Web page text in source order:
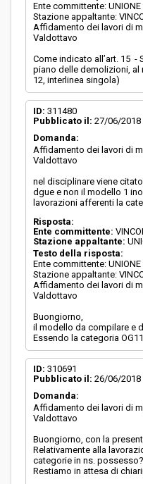
Ente committente: UNIONE
Stazione appaltante:
Affidamento dei lavori di
Valdottavo
Come indicato all’art. 15
piano delle demolizioni, al
12, interlinea singola)
ID: 311480
Pubblicato il: 27/06/2018
Domanda:
Affidamento dei lavori di
Valdottavo
nel disciplinare viene
dgue e non il modello 1
lavorazioni afferenti la
Risposta:
Ente committente:
Stazione appaltante:
Testo della risposta:
Ente committente: UNIONE
Stazione appaltante:
Affidamento dei lavori di
Valdottavo
Buongiorno,
il modello da compilare e
Essendo la categoria
ID: 310691
Pubblicato il: 26/06/2018
Domanda:
Affidamento dei lavori di
Valdottavo
Buongiorno, con la
Relativamente alla
categorie in ns. possesso?
Restiamo in attesa di